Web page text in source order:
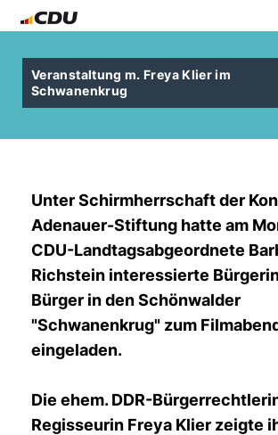
Veranstaltung m. Freya Klier im
Schwanenkrug
Unter Schirmherrschaft der
Adenauer-Stiftung hatte am
CDU-Landtagsabgeordnete
Richstein interessierte
Bürger in den Schönwalder
"Schwanenkrug" zum
eingeladen.
Die ehem. DDR-
Regisseurin Freya Klier zeigte